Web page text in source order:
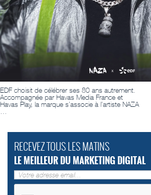
EDF choisit de célébrer ses 80 ans autrement.
Accompagnée par Havas Media France et
Havas Play, la marque s’associe à l’artiste NAZA
RECEVEZ TOUS LES MATINS
LE MEILLEUR DU MARKETING DIGITAL